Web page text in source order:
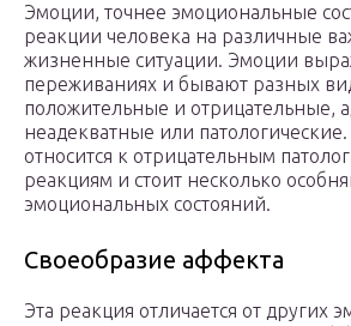
Эмоции, точнее эмоциональные
реакции человека на различные
жизненные ситуации. Эмоции
переживаниях и бывают разных
положительные и отрицательные,
неадекватные или
относится к отрицательным
реакциям и стоит несколько
эмоциональных состояний.
Своеобразие аффекта
Эта реакция отличается от других